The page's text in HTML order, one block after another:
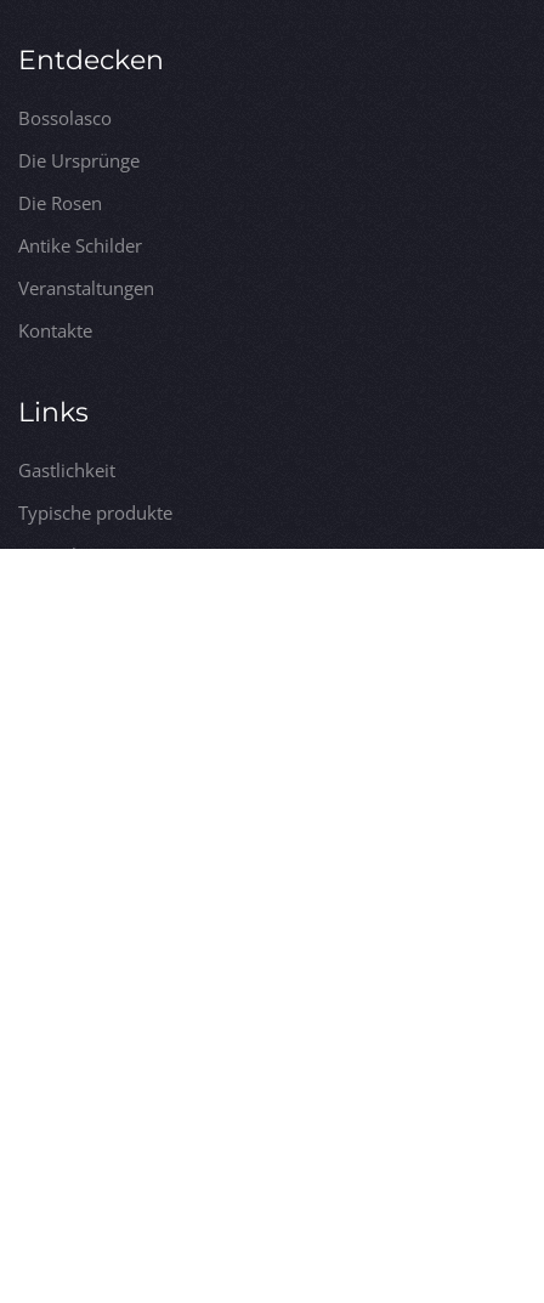
Entdecken
Bossolasco
Die Ursprünge
Die Rosen
Antike Schilder
Veranstaltungen
Kontakte
Links
Gastlichkeit
Typische produkte
Dienstleistungen